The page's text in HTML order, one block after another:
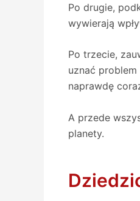
Po drugie,
wywierają
Po trzecie,
uznać
naprawdę
A przede
planety.